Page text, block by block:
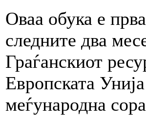
Оваа обука е
следните два
Граѓанскиот
Европската
меѓународна